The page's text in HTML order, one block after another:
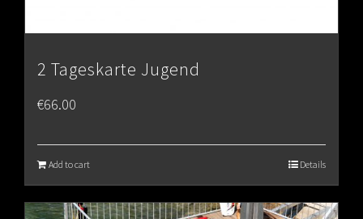
2 Tageskarte Jugend
€66.00
Add to cart Details